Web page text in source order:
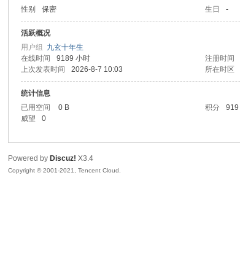
性别 保密 生日 -
活跃概况
用户组 九玄十年生
在线时间
9189 小时 注册时间
上次发表时间
2026-8-7 10:03 所在时区
统计信息
已用空间
0 B 积分 919
威望
0
Powered by Discuz! X3.4
Copyright © 2001-2021, Tencent Cloud.